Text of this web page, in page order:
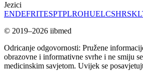
Jezici
ENDEFRITESPTPLROHUELCSHRSK
© 2019–2026 iibmed
Odricanje odgovornosti: Pružene
obrazovne i informativne svrhe i ne smiju
medicinskim savjetom. Uvijek se